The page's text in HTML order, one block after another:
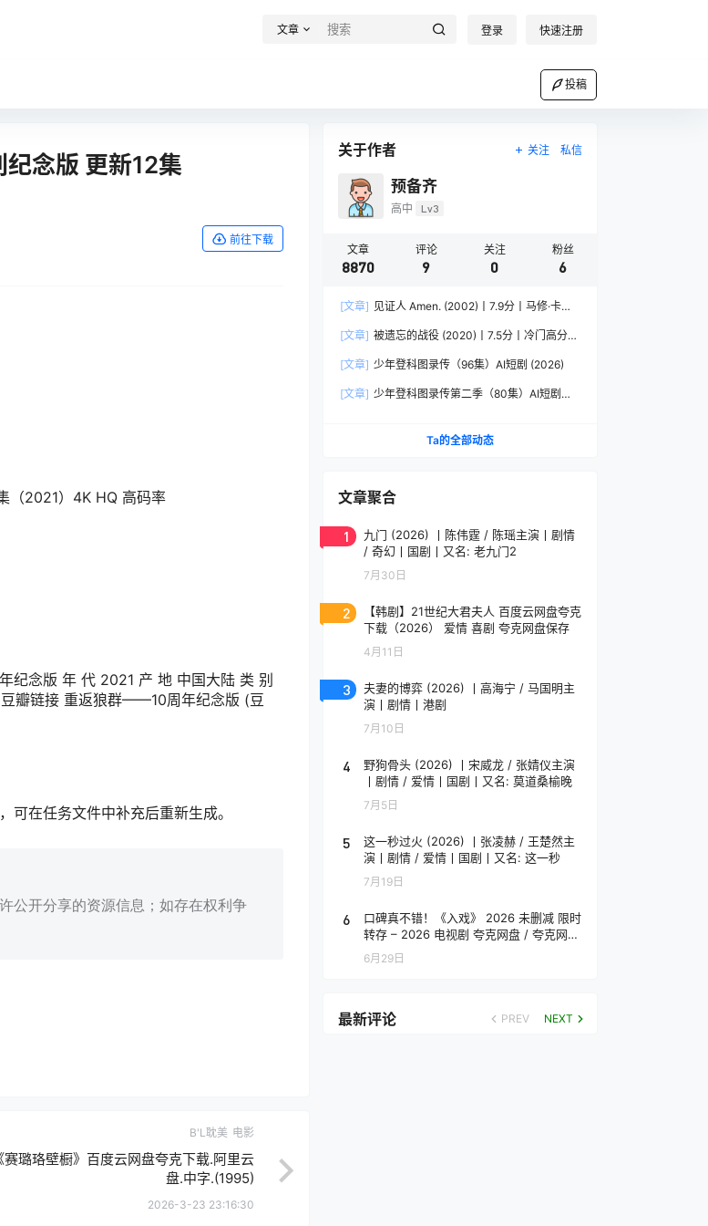
文章 登录 快速注册
投稿
纪念版 更新12集
前往下载
（2021）4K HQ 高码率
纪念版 年 代 2021 产 地 中国大陆 类 别
瓣链接 重返狼群——10周年纪念版 (豆
在任务文件中补充后重新生成。
公开分享的资源信息；如存在权利争
B'L耽美 电影
赛璐珞壁橱》百度云网盘夸克下载.阿里云
盘.中字.(1995)
2026-3-23 23:16:30
关于作者 关注 私信
预备齐
高中 Lv3
文章
8870
评论
9
关注
0
粉丝
6
[文章] 见证人 Amen. (2002)丨7.9分丨马修·卡索
熊奖提名作品 科斯塔 – 加夫拉斯作品 法/德/英/意
语中字
[文章] 被遗忘的战役 (2020)丨7.5分丨冷门高分战
[文章] 少年登科图录传（96集）AI短剧 (2026)
[文章] 少年登科图录传第二季（80集）AI短剧
Ta的全部动态
文章聚合
1
九门 (2026) 丨陈伟霆 / 陈瑶主演丨剧情
/ 奇幻丨国剧丨又名: 老九门2
7月30日
2
【韩剧】21世纪大君夫人 百度云网盘夸克
下载（2026） 爱情 喜剧 夸克网盘保存
4月11日
3
夫妻的博弈 (2026) 丨高海宁 / 马国明主
演丨剧情丨港剧
7月10日
4
野狗骨头 (2026) 丨宋威龙 / 张婧仪主演
丨剧情 / 爱情丨国剧丨又名: 莫道桑榆晚
7月5日
5
这一秒过火 (2026) 丨张凌赫 / 王楚然主
演丨剧情 / 爱情丨国剧丨又名: 这一秒
7月19日
6
口碑真不错！《入戏》 2026 未删减 限时
转存 – 2026 电视剧 夸克网盘 / 夸克网盘
高清转存
6月29日
最新评论 PREV NEXT